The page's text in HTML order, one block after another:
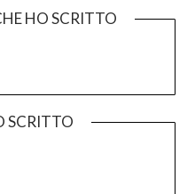
HO SCRITTO
SCRITTO